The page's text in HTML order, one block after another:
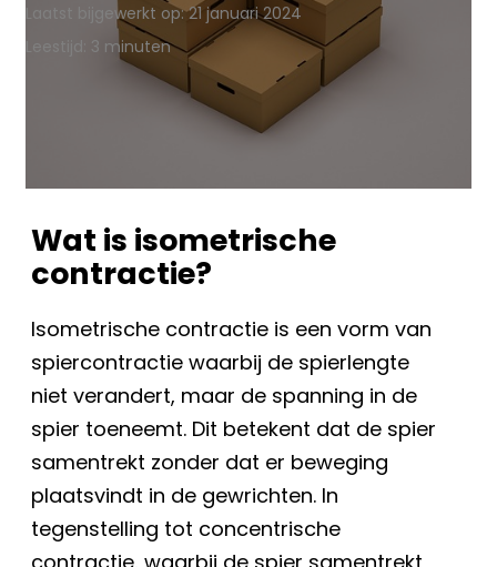
Laatst bijgewerkt op: 21 januari 2024
Leestijd: 3 minuten
Wat is isometrische
contractie?
Isometrische contractie is een vorm van
spiercontractie waarbij de spierlengte
niet verandert, maar de spanning in de
spier toeneemt. Dit betekent dat de spier
samentrekt zonder dat er beweging
plaatsvindt in de gewrichten. In
tegenstelling tot concentrische